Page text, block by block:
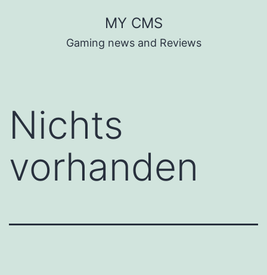
MY CMS
Gaming news and Reviews
Nichts
vorhanden